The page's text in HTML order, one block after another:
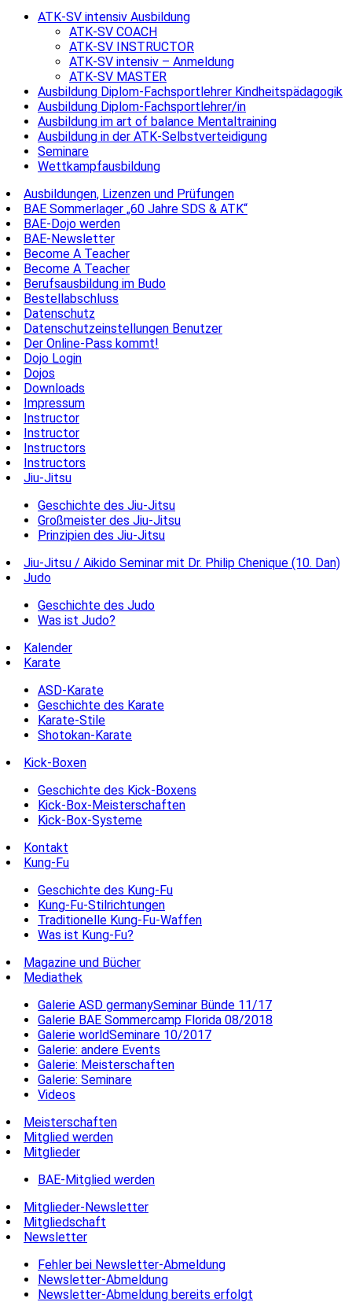
ATK-SV intensiv Ausbildung
ATK-SV COACH
ATK-SV INSTRUCTOR
ATK-SV intensiv – Anmeldung
ATK-SV MASTER
Ausbildung Diplom-Fachsportlehrer Kindheitspädagogik
Ausbildung Diplom-Fachsportlehrer/in
Ausbildung im art of balance Mentaltraining
Ausbildung in der ATK-Selbstverteidigung
Seminare
Wettkampfausbildung
Ausbildungen, Lizenzen und Prüfungen
BAE Sommerlager „60 Jahre SDS & ATK“
BAE-Dojo werden
BAE-Newsletter
Become A Teacher
Become A Teacher
Berufsausbildung im Budo
Bestellabschluss
Datenschutz
Datenschutzeinstellungen Benutzer
Der Online-Pass kommt!
Dojo Login
Dojos
Downloads
Impressum
Instructor
Instructor
Instructors
Instructors
Jiu-Jitsu
Geschichte des Jiu-Jitsu
Großmeister des Jiu-Jitsu
Prinzipien des Jiu-Jitsu
Jiu-Jitsu / Aikido Seminar mit Dr. Philip Chenique (10. Dan)
Judo
Geschichte des Judo
Was ist Judo?
Kalender
Karate
ASD-Karate
Geschichte des Karate
Karate-Stile
Shotokan-Karate
Kick-Boxen
Geschichte des Kick-Boxens
Kick-Box-Meisterschaften
Kick-Box-Systeme
Kontakt
Kung-Fu
Geschichte des Kung-Fu
Kung-Fu-Stilrichtungen
Traditionelle Kung-Fu-Waffen
Was ist Kung-Fu?
Magazine und Bücher
Mediathek
Galerie ASD germanySeminar Bünde 11/17
Galerie BAE Sommercamp Florida 08/2018
Galerie worldSeminare 10/2017
Galerie: andere Events
Galerie: Meisterschaften
Galerie: Seminare
Videos
Meisterschaften
Mitglied werden
Mitglieder
BAE-Mitglied werden
Mitglieder-Newsletter
Mitgliedschaft
Newsletter
Fehler bei Newsletter-Abmeldung
Newsletter-Abmeldung
Newsletter-Abmeldung bereits erfolgt